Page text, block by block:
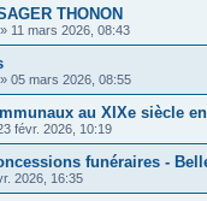
THONON
» 11 mars 2026, 08:43
» 05 mars 2026, 08:55
au XIXe siècle
févr. 2026, 10:19
funéraires -
2026, 16:35